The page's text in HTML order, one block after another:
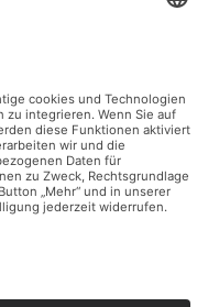
zurück